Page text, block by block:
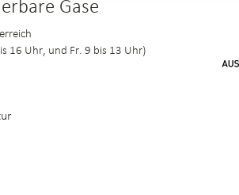
Gase
16 Uhr, und Fr. 9 bis 13 Uhr)